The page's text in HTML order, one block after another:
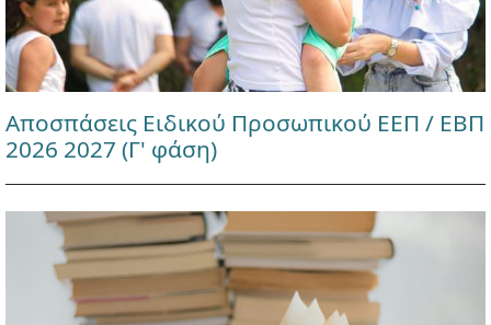
Αποσπάσεις Ειδικού Προσωπικού ΕΕΠ / ΕΒΠ
2026 2027 (Γ' φάση)